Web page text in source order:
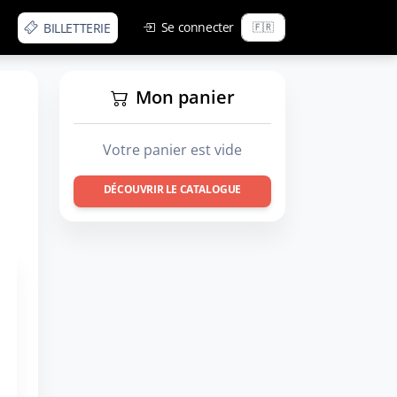
BILLETTERIE Se connecter
Mon panier
Votre panier est vide
DÉCOUVRIR LE CATALOGUE